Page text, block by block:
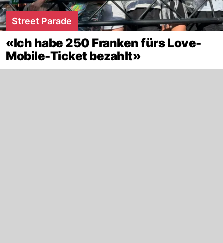
Street Parade
«Ich habe 250 Franken fürs Love-
Mobile-Ticket bezahlt»